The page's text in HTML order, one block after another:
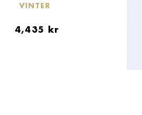
VINTER
4,435 kr